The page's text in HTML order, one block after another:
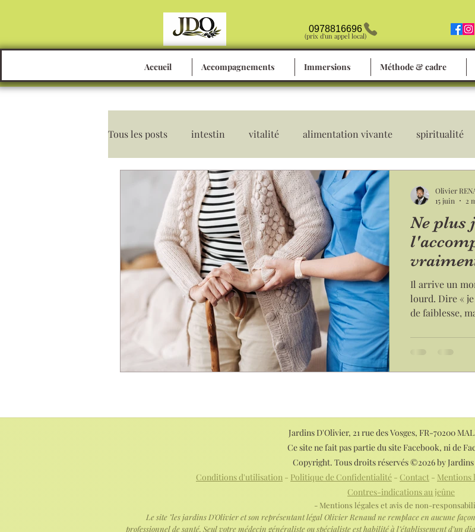
0978816696
(prix d'un appel local)
Accueil Accompagnements Immersions Méthode & cadre
Tous les posts intestin vitalité alimentation vivante spiritualité
2ème cerveau nettoyage immunité hygiène de vie
microbiote flore intestinale meilleure santé sensualité
Développement de soi complément alimentaire jeûne
Discernement actualité Chanson méditation
Ne plus
Il arrive un
lourd. Dire « je
de faiblesse,
devient une
ne plus tout
Olivier
15 juin
2
Jardins D'Olivier, 21 rue des Vosges, FR-70200
Ce site ne fait pas partie du site Facebook, ni de
Copyright. Tous droits réservés ©2026 by
Conditions d'utilisation - Politique de Confidentialité - Contact - Mentions
​Contres-indications au jeûne
- Mentions légales et avis de non-
Le site "les jardins D'Olivier et son représentant légal Olivier Renaud ne remplace en aucune
professionnel de santé. Seul votre médecin généraliste ou spécialiste est habilité à l’établissement d’un